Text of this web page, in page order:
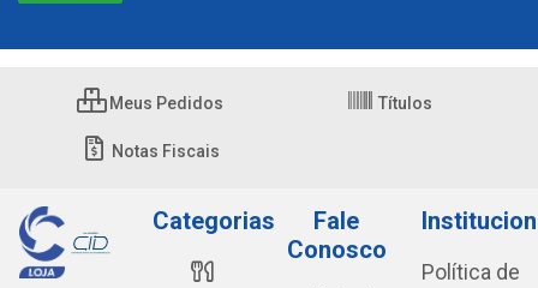
Meus Pedidos Títulos
Notas Fiscais
Categorias
Fale
Conosco
Política de